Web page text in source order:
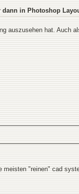
in Photoshop
auszusehen hat. Auch
meisten "reinen" cad